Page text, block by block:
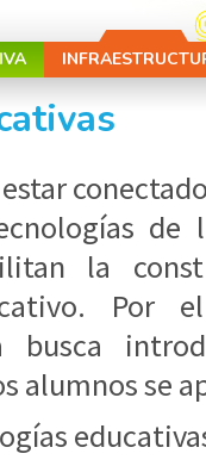
la
Por
busca
alumnos se